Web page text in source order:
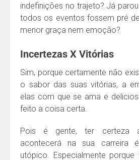
indefinições no trajeto? Já
todos os eventos fossem pré
menor graça nem emoção?
Incertezas X Vitórias
Sim, porque certamente não
o sabor das suas vitórias, a
elas com que se ama e
feito a coisa certa.
Pois é gente, ter certeza
acontecerá na sua carreira
utópico. Especialmente